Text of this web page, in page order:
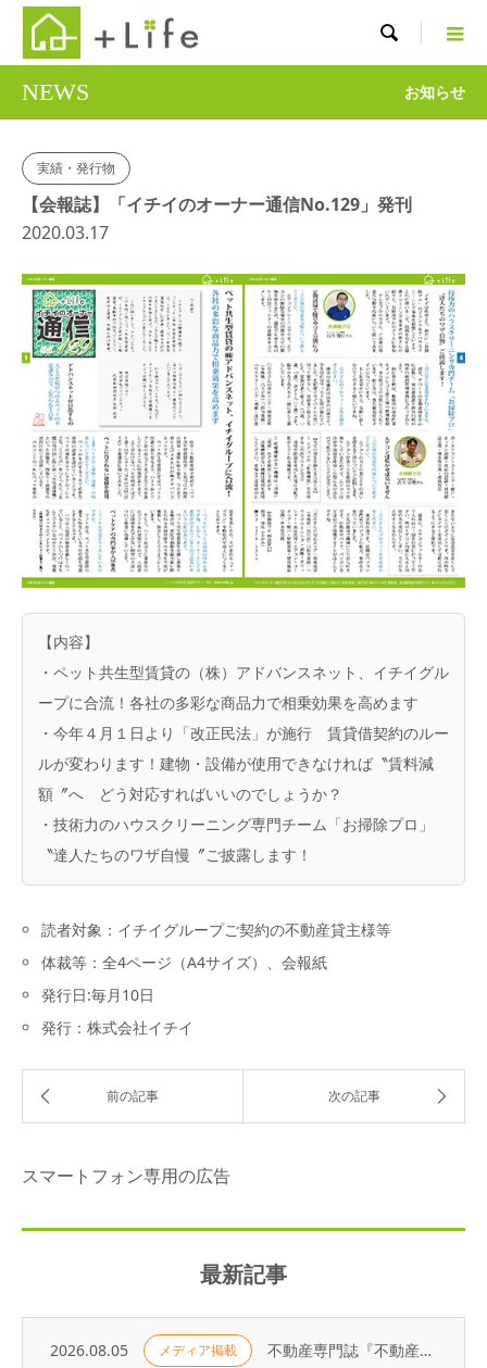

NEWS お知らせ
実績・発行物
【会報誌】「イチイのオーナー通信No.129」発刊
2020.03.17
【内容】
・ペット共生型賃貸の（株）アドバンスネット、イチイグル
ープに合流！各社の多彩な商品力で相乗効果を高めます
・今年４月１日より「改正民法」が施行 賃貸借契約のルー
ルが変わります！建物・設備が使用できなければ〝賃料減
額〞へ どう対応すればいいのでしょうか？
・技術力のハウスクリーニング専門チーム「お掃除プロ」
〝達人たちのワザ自慢〞ご披露します！
読者対象：イチイグループご契約の不動産貸主様等
体裁等：全4ページ（A4サイズ）、会報紙
発行日:毎月10日
発行：株式会社イチイ
スマートフォン専用の広告
最新記事
2026.08.05 メディア掲載 不動産専門誌『不動産コンサルティングプラス』に弊社代表・荻野の寄稿記事が掲載されました